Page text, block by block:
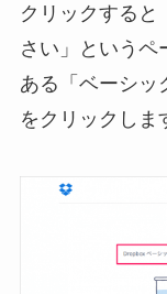
クリックすると
さい」というペ
ある「ベーシッ
をクリックしま